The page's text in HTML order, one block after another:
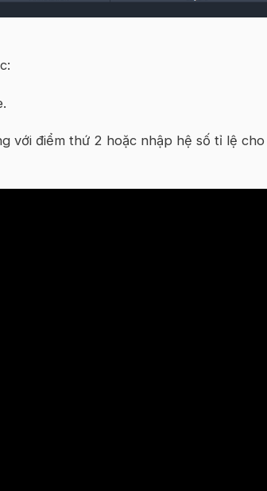
với điểm thứ 2 hoặc nhập hệ số tỉ lệ